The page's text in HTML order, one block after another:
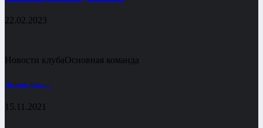
22.02.2023
Новости клубаОсновная команда
Не наш день …
15.11.2021